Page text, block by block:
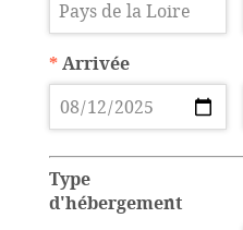
*Arrivée
Type
d'hébergement